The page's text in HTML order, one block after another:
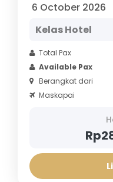
6 October 2026
Kelas Hotel
Total Pax
Available Pax
Berangkat dari
Maskapai